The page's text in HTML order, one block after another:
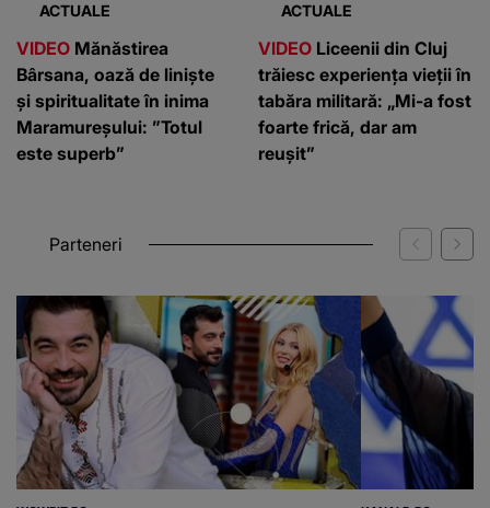
ACTUALE
VIDEO Mănăstirea
Bârsana, oază de liniște
și spiritualitate în inima
Maramureșului: ”Totul
este superb”
ACTUALE
VIDEO Liceenii din Cluj
trăiesc experiența vieții în
tabăra militară: „Mi-a fost
foarte frică, dar am
reușit”
Parteneri